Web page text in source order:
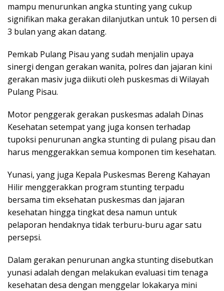
mampu menurunkan angka stunting yang cukup
signifikan maka gerakan dilanjutkan untuk 10 persen di
3 bulan yang akan datang.
Pemkab Pulang Pisau yang sudah menjalin upaya
sinergi dengan gerakan wanita, polres dan jajaran kini
gerakan masiv juga diikuti oleh puskesmas di Wilayah
Pulang Pisau.
Motor penggerak gerakan puskesmas adalah Dinas
Kesehatan setempat yang juga konsen terhadap
tupoksi penurunan angka stunting di pulang pisau dan
harus menggerakkan semua komponen tim kesehatan.
Yunasi, yang juga Kepala Puskesmas Bereng Kahayan
Hilir menggerakkan program stunting terpadu
bersama tim eksehatan puskesmas dan jajaran
kesehatan hingga tingkat desa namun untuk
pelaporan hendaknya tidak terburu-buru agar satu
persepsi.
Dalam gerakan penurunan angka stunting disebutkan
yunasi adalah dengan melakukan evaluasi tim tenaga
kesehatan desa dengan menggelar lokakarya mini